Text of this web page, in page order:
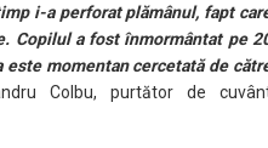
i-a perforat plămânul, fapt
Copilul a fost înmormântat pe
este momentan cercetată de
Colbu, purtător de